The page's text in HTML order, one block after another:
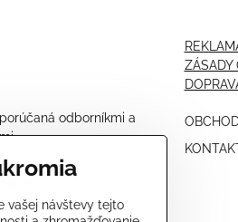
odborníkmi a
látok a
veľmi účinné
ZÁSADY
vašej návštevy tejto